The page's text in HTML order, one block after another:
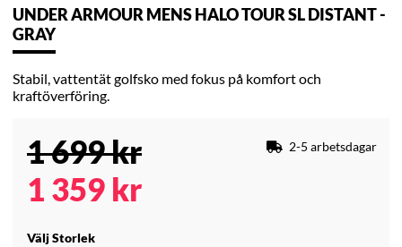
UNDER ARMOUR MENS HALO TOUR SL DISTANT -
GRAY
Stabil, vattentät golfsko med fokus på komfort och
kraftöverföring.
1 699kr
1 359 kr
2-5 arbetsdagar
Välj Storlek